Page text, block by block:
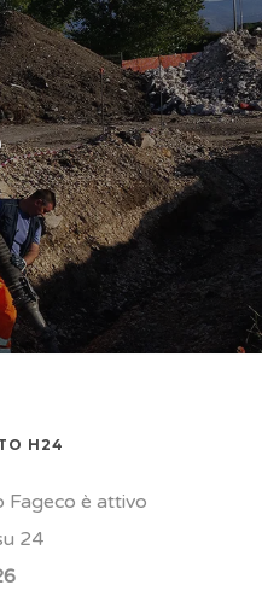
H24
è attivo
24